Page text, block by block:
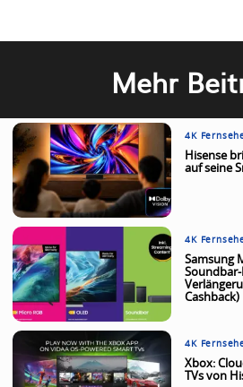
Mehr
4K
Hisense
auf seine
4K
Samsung
Soundbar-
Cashback)
4K
Xbox:
TVs von